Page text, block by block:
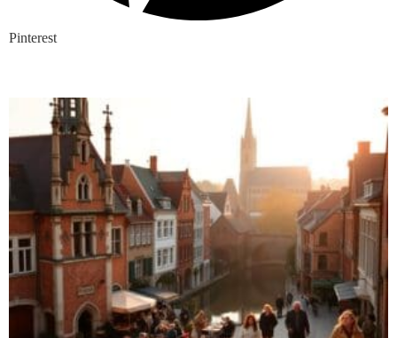
Pinterest